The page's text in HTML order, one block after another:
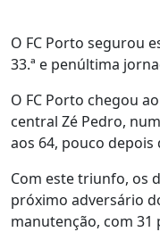
O FC Porto segurou
33.ª e penúltima
O FC Porto chegou
central Zé Pedro,
aos 64, pouco
Com este triunfo, os
próximo adversário
manutenção, com 31